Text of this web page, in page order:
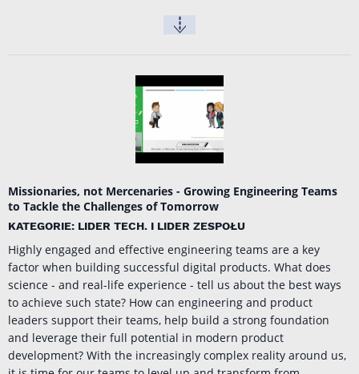
Missionaries, not Mercenaries - Growing Engineering Teams
to Tackle the Challenges of Tomorrow
KATEGORIE: LIDER TECH. I LIDER ZESPOŁU
Highly engaged and effective engineering teams are a key
factor when building successful digital products. What does
science - and real-life experience - tell us about the best ways
to achieve such state? How can engineering and product
leaders support their teams, help build a strong foundation
and leverage their full potential in modern product
development? With the increasingly complex reality around us,